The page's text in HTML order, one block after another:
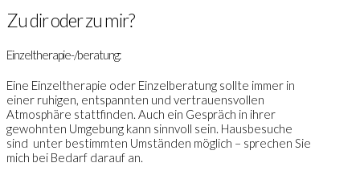
Zu dir oder zu mir?
Einzeltherapie-/beratung:
Eine Einzeltherapie oder Einzelberatung sollte immer in
einer ruhigen, entspannten und vertrauensvollen
Atmosphäre stattfinden. Auch ein Gespräch in ihrer
gewohnten Umgebung kann sinnvoll sein. Hausbesuche
sind unter bestimmten Umständen möglich – sprechen Sie
mich bei Bedarf darauf an.